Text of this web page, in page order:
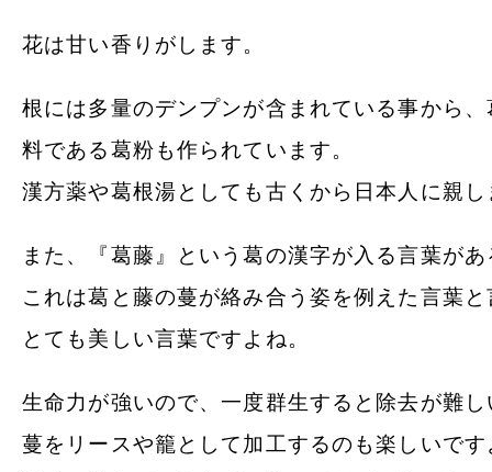
花は甘い香りがします。
根には多量のデンプンが含まれている事から
料である葛粉も作られています。
漢方薬や葛根湯としても古くから日本人に親
また、『葛藤』という葛の漢字が入る言葉が
これは葛と藤の蔓が絡み合う姿を例えた言葉
とても美しい言葉ですよね。
生命力が強いので、一度群生すると除去が難
蔓をリースや籠として加工するのも楽しいです